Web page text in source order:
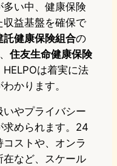
い中、健康保険
益基盤を確保で
託健康保険組合の
住友生命健康保険
は着実に法
かります。
やプライバシー
求められます。24
ストや、オンラ
など、スケール